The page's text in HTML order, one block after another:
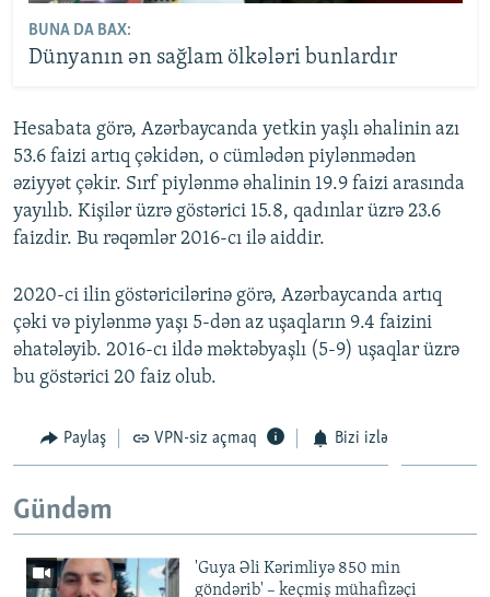
BUNA DA BAX:
Dünyanın ən sağlam ölkələri bunlardır
Hesabata görə, Azərbaycanda yetkin yaşlı əhalinin azı
53.6 faizi artıq çəkidən, o cümlədən piylənmədən
əziyyət çəkir. Sırf piylənmə əhalinin 19.9 faizi arasında
yayılıb. Kişilər üzrə göstərici 15.8, qadınlar üzrə 23.6
faizdir. Bu rəqəmlər 2016-cı ilə aiddir.
2020-ci ilin göstəricilərinə görə, Azərbaycanda artıq
çəki və piylənmə yaşı 5-dən az uşaqların 9.4 faizini
əhatələyib. 2016-cı ildə məktəbyaşlı (5-9) uşaqlar üzrə
bu göstərici 20 faiz olub.
Paylaş VPN-siz açmaq Bizi izlə
Gündəm
'Guya Əli Kərimliyə 850 min
göndərib' – keçmiş mühafizəçi